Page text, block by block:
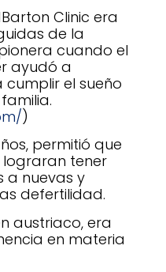
Clinic era
de la
cuando el
ayudó a
el sueño
)
permitió que
tener
a nuevas y
defertilidad.
austriaco, era
en materia